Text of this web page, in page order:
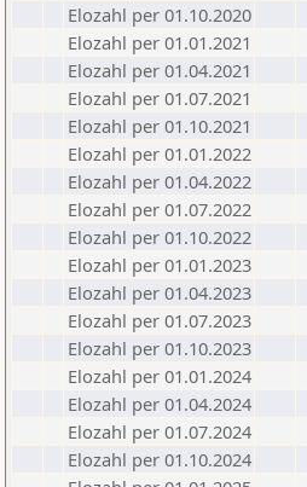
Elozahl per 01.10.2020
Elozahl per 01.01.2021
Elozahl per 01.04.2021
Elozahl per 01.07.2021
Elozahl per 01.10.2021
Elozahl per 01.01.2022
Elozahl per 01.04.2022
Elozahl per 01.07.2022
Elozahl per 01.10.2022
Elozahl per 01.01.2023
Elozahl per 01.04.2023
Elozahl per 01.07.2023
Elozahl per 01.10.2023
Elozahl per 01.01.2024
Elozahl per 01.04.2024
Elozahl per 01.07.2024
Elozahl per 01.10.2024